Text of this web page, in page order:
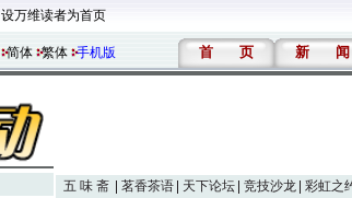
设万维读者为首页
简体 繁体 手机版 首 页 新 闻
五 味 斋 茗香茶语 天下论坛 竞技沙龙 彩虹之